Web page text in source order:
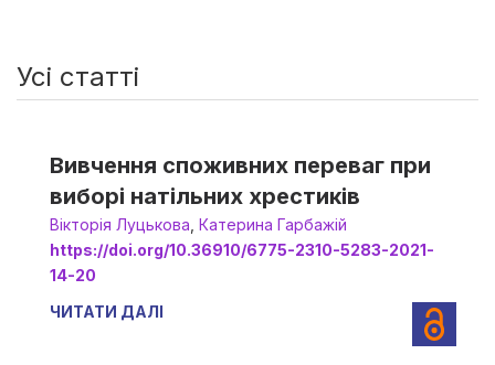
Усі статті
Вивчення споживних переваг при
виборі натільних хрестиків
Вікторія Луцькова Катерина Гарбажій
https://doi.org/10.36910/6775-2310-5283-2021-
14-20
ЧИТАТИ ДАЛІ